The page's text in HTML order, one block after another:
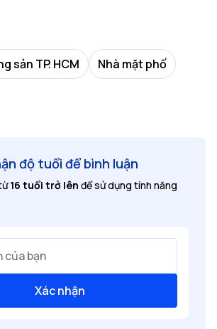
sản TP. HCM
Nhà mặt phố
độ tuổi để bình luận
16 tuổi trở lên để sử dụng tính năng
của bạn
Xác nhận